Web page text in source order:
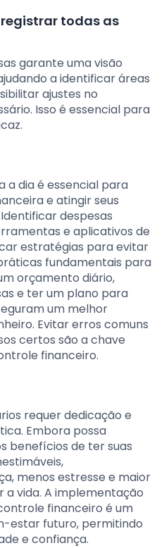
todas as
garante uma visão
a identificar áreas
ajustes no
Isso é essencial para
a dia é essencial para
e atingir seus
despesas
e aplicativos de
estratégias para evitar
fundamentais para
orçamento diário,
e ter um plano para
um melhor
Evitar erros comuns
certos são a chave
financeiro.
requer dedicação e
Embora possa
benefícios de ter suas
menos estresse e maior
vida. A implementação
financeiro é um
estar futuro, permitindo
e confiança.